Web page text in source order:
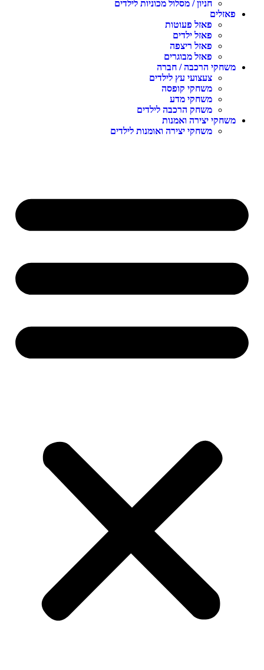
חניון / מסלול מכוניות לילדים
פאזלים
פאזל פעוטות
פאזל ילדים
פאזל ריצפה
פאזל מבוגרים
משחקי הרכבה / חברה
צעצועי עץ לילדים
משחקי קופסה
משחקי מדע
משחק הרכבה לילדים
משחקי יצירה ואמנות
משחקי יצירה ואומנות לילדים